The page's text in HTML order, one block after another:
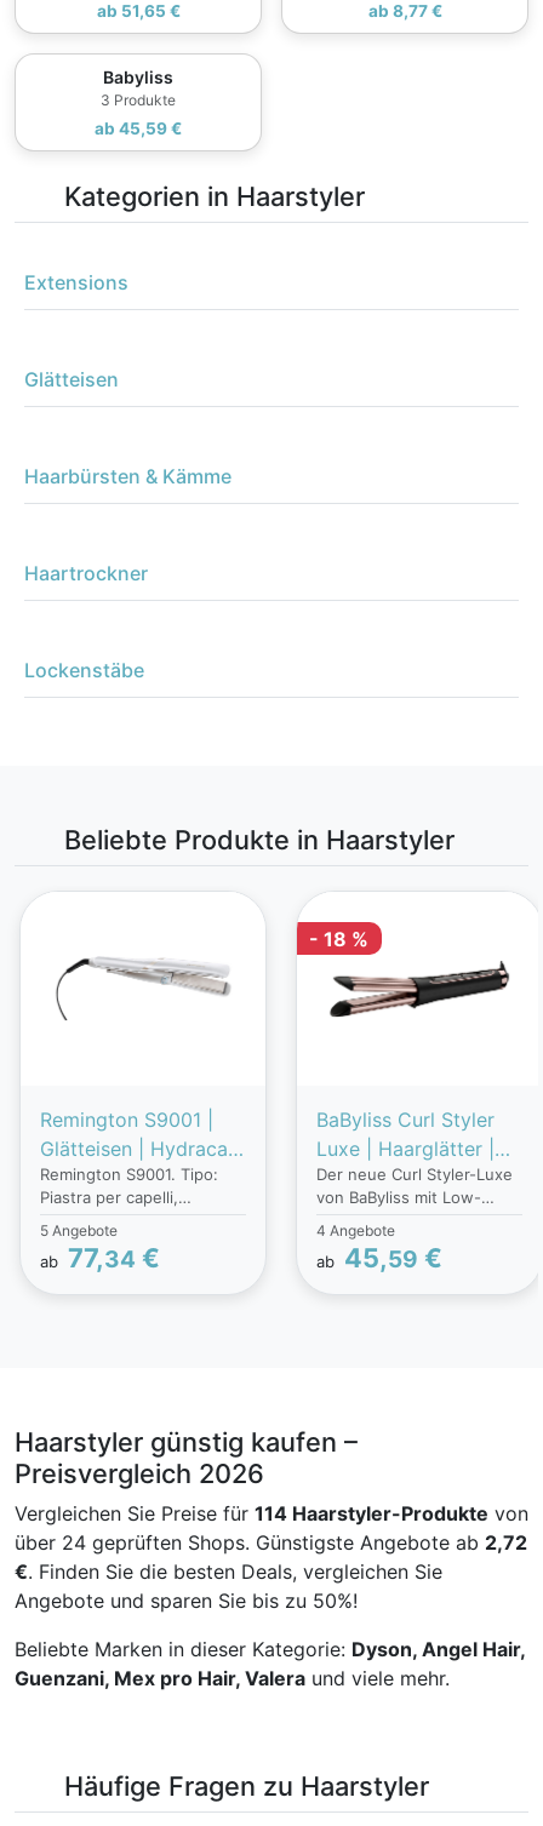
ab 51,65 € ab 8,77 €
Babyliss
3 Produkte
ab 45,59 €
Kategorien in Haarstyler
Extensions
Glätteisen
Haarbürsten & Kämme
Haartrockner
Lockenstäbe
Beliebte Produkte in Haarstyler
Remington S9001 |
Glätteisen | Hydracare
Nebel-Technologie |
Nur 15 Sekunden
Aufheizzeit |
Keramikbeschichtung
| Intigrierter
Remington S9001. Tipo:
Piastra per capelli,
Tecnologia: Caldo,
Temperatura (max): 230
°C. Colore del prodotto:
Bianco. Lunghezza cavo: 3
5 Angebote
ab 77,34 €
- 18 %
BaByliss Curl Styler
Luxe | Haarglätter |
Hitzeschutzmatte |
Schnelles Aufheizen |
Abschaltautomatik
und Sicherheitsspitze
| 3 Temperaturstufen
Der neue Curl Styler-Luxe
von BaByliss mit Low-
Temperature-Air-Release-
Technologie erzielt einen
doppelten Effekt zur
Optimierung und
unterstützen. Der 36mm
während die frische Luft,
die durch seine Oberfläche
freigesetzt wird, ihn
markiert, so dass die Frisur
viel länger hält. Die Loops
bleiben durch diese
Doppelfunktion viel länger
C für alle Haartypen.
Erstellen Sie
langanhaltende Locken mit
4 Angebote
ab 45,59 €
Haarstyler günstig kaufen –
Preisvergleich 2026
Vergleichen Sie Preise für 114 Haarstyler-Produkte von
über 24 geprüften Shops. Günstigste Angebote ab 2,72
€. Finden Sie die besten Deals, vergleichen Sie
Angebote und sparen Sie bis zu 50%!
Beliebte Marken in dieser Kategorie: Dyson, Angel Hair,
Guenzani, Mex pro Hair, Valera und viele mehr.
Häufige Fragen zu Haarstyler